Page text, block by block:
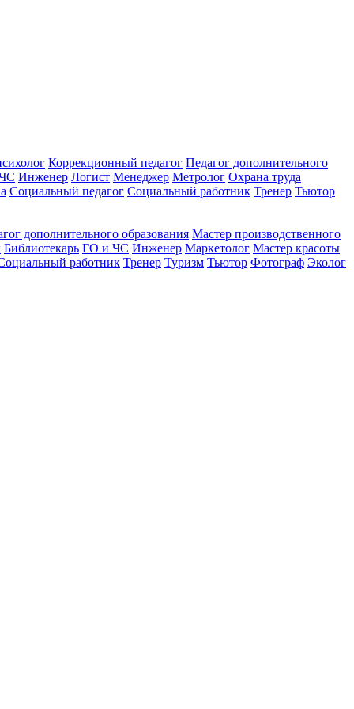
Коррекционный педагог Педагог дополнительного
Инженер Логист Менеджер Метролог Охрана труда
Социальный педагог Социальный работник Тренер Тьютор
дополнительного образования Мастер производственного
Библиотекарь ГО и ЧС Инженер Маркетолог Мастер красоты
работник Тренер Туризм Тьютор Фотограф Эколог